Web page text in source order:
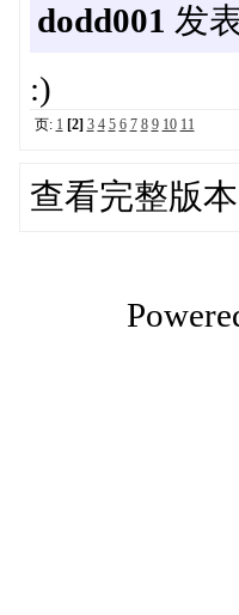
dodd001 发
:)
页: 1 [2] 3 4 5 6 7 8 9 10 11
查看完整版